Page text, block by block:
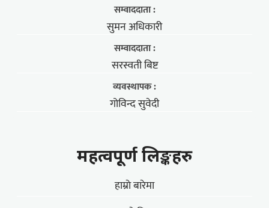
सम्वाददाता :
सुमन अधिकारी
सम्वाददाता :
सरस्वती बिष्ट
व्यवस्थापक :
गोविन्द सुवेदी
महत्वपूर्ण लिङ्कहरु
हाम्राे बारेमा